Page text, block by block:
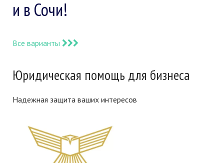
и в Сочи!
Все варианты
Юридическая помощь для бизнеса
Надежная защита ваших интересов